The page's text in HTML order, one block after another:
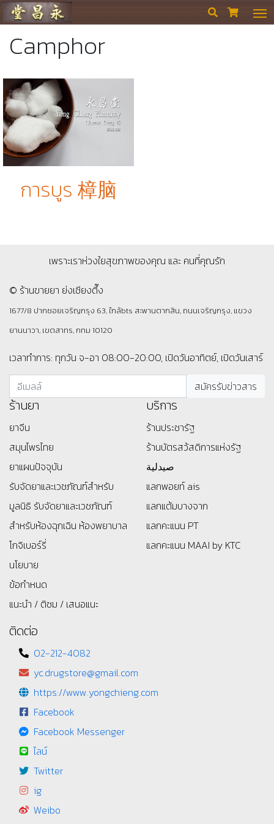
ร้านขายยา ย่งเชียงตึ๊ง  
Camphor
การบูร 樟脑
เพราะเราห่วงใยสุขภาพของคุณ และ คนที่คุณรัก
© ร้านขายยา ย่งเชียงตึ๊ง
1677/8 ปากซอยเจริญกรุง 63, ใกล้bts สะพานตากสิน, ถนนเจริญกรุง, แขวง
ยานนาวา, เขตสาทร, กทม 10120
เวลาทำการ: ทุกวัน จ-อา 08:00-20:00, เปิดวันอาทิตย์, เปิดวันเสาร์
ร้านยา
ยาจีน
สมุนไพรไทย
ยาแผนปัจจุบัน
รับจัดยาและเวชภัณฑ์สำหรับ
มูลนิธิ รับจัดยาและเวชภัณฑ์
สำหรับห้องฉุกเฉิน ห้องพยาบาล
โกจิเบอร์รี่
นโยบาย
ข้อกำหนด
แนะนำ / ติชม / เสนอแนะ
บริการ
ร้านประชารัฐ
ร้านบัตรสว้สดิการแห่งรัฐ
صيدلية
แลกพอยท์ ais
แลกแต้มบางจาก
แลกคะแนน PT
แลกคะแนน MAAI by KTC
ติดต่อ
02-212-4082
yc.drugstore@gmail.com
https://www.yongchieng.com
Facebook
Facebook Messenger
ไลน์
Twitter
ig
Weibo